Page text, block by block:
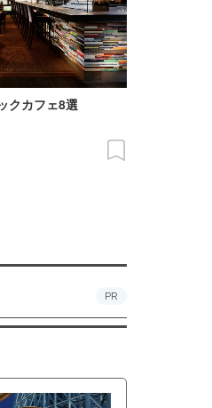
クカフェ8選
PR